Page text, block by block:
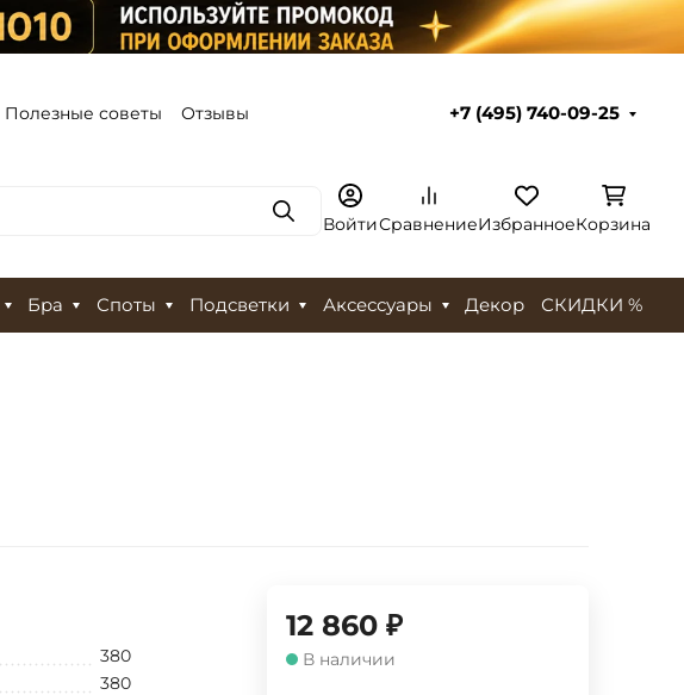
Полезные советы Отзывы +7 (495) 740-09-25
ПоискВойтиСравнениеИзбранноеКорзина
Бра Споты Подсветки Аксессуары Декор СКИДКИ %
380
380
12 860 ₽
В наличии